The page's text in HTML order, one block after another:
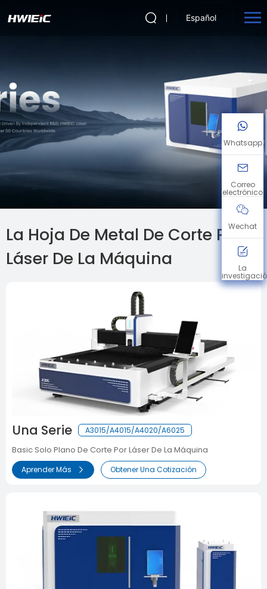
Español
La Hoja De Metal De Corte Por
Láser De La Máquina
Una Serie A3015/A4015/A4020/A6025
Basic Solo Plano De Corte Por Láser De La Máquina
Aprender Más Obtener Una Cotización
Whatsapp
Correo
electrónico
Wechat
La